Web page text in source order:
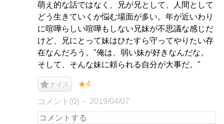
萌え的な話ではなく、兄が兄として、人間として
どう生きていくか悩む場面が多い。年が近いわり
に喧嘩らしい喧嘩もしない兄妹が不思議な感じだ
けど、兄にとって妹はひたすら守ってやりたい存
在なんだろう。"俺は、弱い妹が好きなんだな。
そして、そんな妹に頼られる自分が大事だ。"
ナイス ★4
コメント(0) 2019/04/07